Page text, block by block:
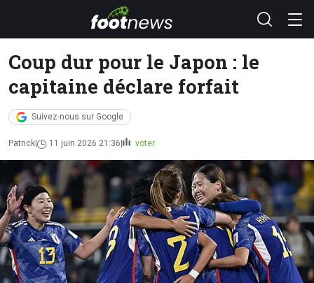
Coup dur pour le Japon : le
capitaine déclare forfait
Suivez-nous sur Google
Patrick 11 juin 2026 21:36 voter